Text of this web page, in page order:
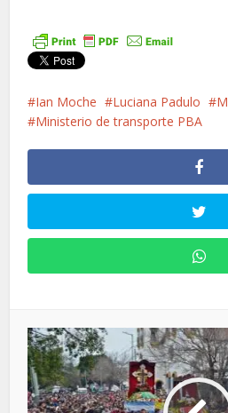
Ian Moche Luciana Padulo
Ministerio de transporte PBA